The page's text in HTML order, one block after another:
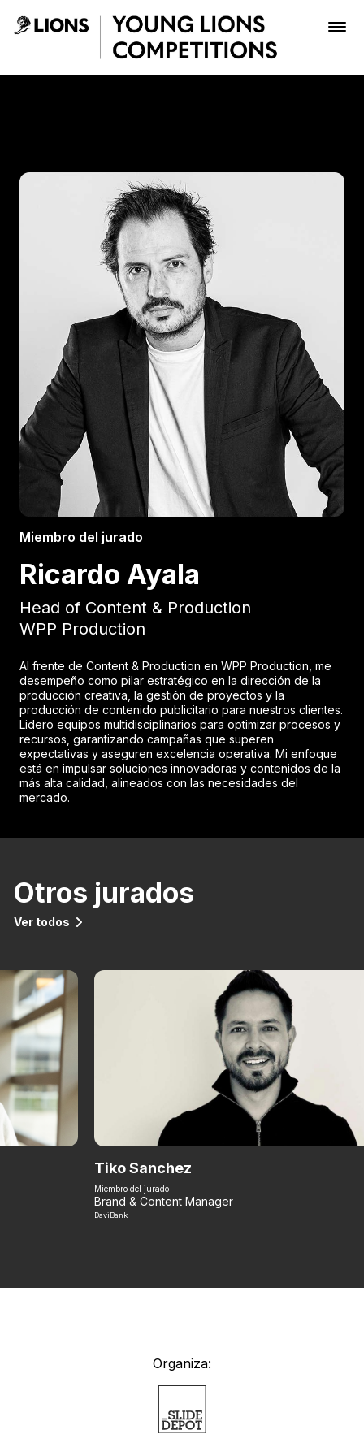
Saltar al contenido principal
Inscribir
Boletería
Miembro del jurado
Ricardo Ayala
Head of Content & Production
WPP Production
Al frente de Content & Production en WPP Production, me
desempeño como pilar estratégico en la dirección de la
producción creativa, la gestión de proyectos y la
producción de contenido publicitario para nuestros clientes.
Lidero equipos multidisciplinarios para optimizar procesos y
recursos, garantizando campañas que superen
expectativas y aseguren excelencia operativa. Mi enfoque
está en impulsar soluciones innovadoras y contenidos de la
más alta calidad, alineados con las necesidades del
mercado.
Otros jurados
Ver todos
Tiko Sanchez
Miembro del jurado
Brand & Content Manager
DaviBank
Organiza: